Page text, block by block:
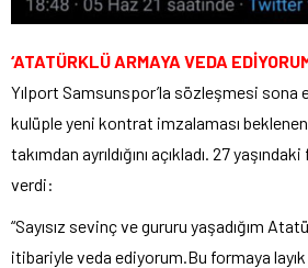
‘ATATÜRKLÜ ARMAYA VEDA
Yılport Samsunspor’la sözleşmesi sona
kulüple yeni kontrat imzalaması
takımdan ayrıldığını açıkladı. 27
verdi:
“Sayısız sevinç ve gururu yaşadığım
itibariyle veda ediyorum.Bu formaya